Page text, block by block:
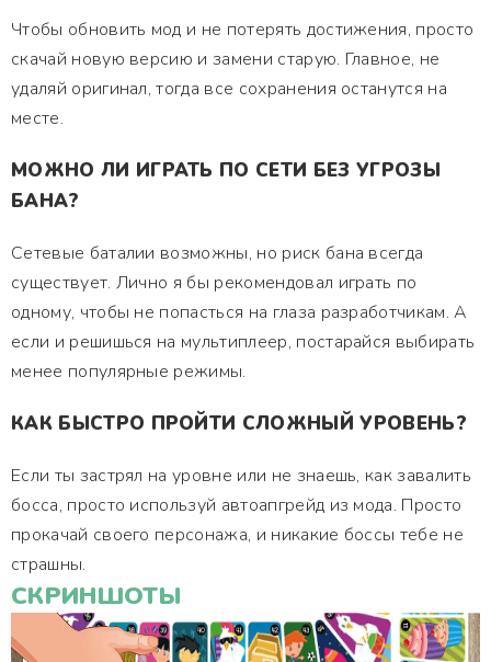
Чтобы обновить мод и не потерять достижения, просто
скачай новую версию и замени старую. Главное, не
удаляй оригинал, тогда все сохранения останутся на
месте.
МОЖНО ЛИ ИГРАТЬ ПО СЕТИ БЕЗ УГРОЗЫ
БАНА?
Сетевые баталии возможны, но риск бана всегда
существует. Лично я бы рекомендовал играть по
одному, чтобы не попасться на глаза разработчикам. А
если и решишься на мультиплеер, постарайся выбирать
менее популярные режимы.
КАК БЫСТРО ПРОЙТИ СЛОЖНЫЙ УРОВЕНЬ?
Если ты застрял на уровне или не знаешь, как завалить
босса, просто используй автоапгрейд из мода. Просто
прокачай своего персонажа, и никакие боссы тебе не
страшны.
СКРИНШОТЫ